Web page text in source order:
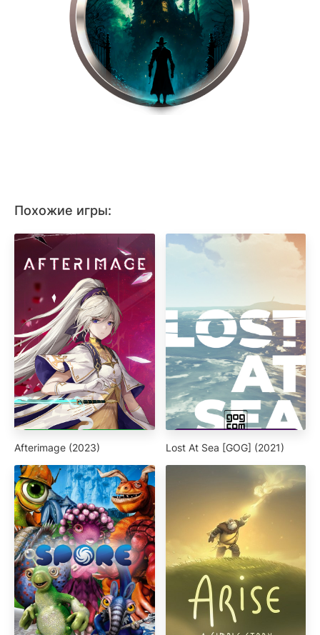
Похожие игры:
Afterimage (2023) Lost At Sea [GOG] (2021)